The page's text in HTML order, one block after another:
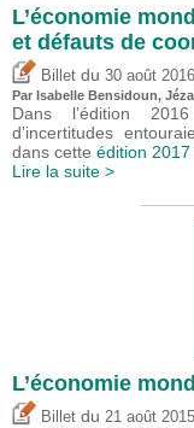
L’économie
et défauts de
Billet du 30 août 2016
Par Isabelle Bensidoun,
Dans l’édition
d’incertitudes
dans cette édition 2017
Lire la suite >
L’économie
Billet du 21 août 2015